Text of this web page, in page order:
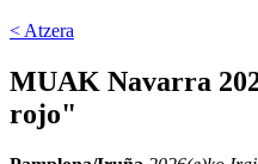
< Atzera
MUAK Navarra
rojo"